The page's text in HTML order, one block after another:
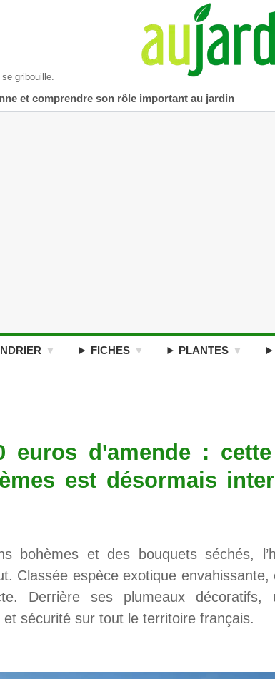
gribouille.
et comprendre son rôle important au jardin
FICHES PLANTES
euros d'amende :
est désormais
bohèmes et des bouquets séchés,
Classée espèce exotique envahissante,
Derrière ses plumeaux décoratifs,
sécurité sur tout le territoire français.